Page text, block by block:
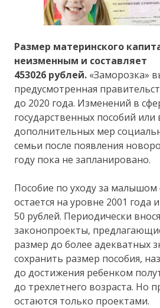
Размер материнского
неизменным и составляет
453026 рублей. «Заморозка»
предусмотренная
до 2020 года. Изменений в
государственных пособий или
дополнительных мер
семьи после появления
году пока не запланировано.
Пособие по уходу за малышом
остается на уровне 2001 года
50 рублей. Периодически
законопроекты,
размер до более адекватных
сохранить размер пособия,
до достижения ребенком
до трехлетнего возраста. Но
остаются только проектами.